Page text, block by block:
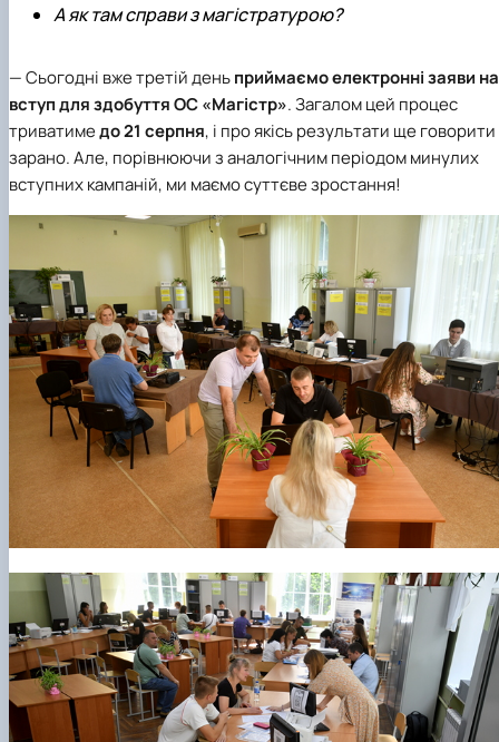
А як там справи з магістратурою?
— Сьогодні вже третій деньприймаємо електронні заяви на
вступ для здобуття ОС «Магістр». Загалом цей процес
триватимедо 21 серпня, і про якісь результати ще говорити
зарано. Але, порівнюючи з аналогічним періодом минулих
вступних кампаній, ми маємо суттєве зростання!